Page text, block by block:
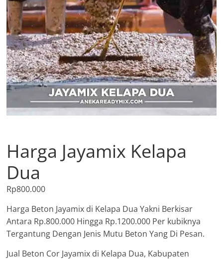
Harga Jayamix Kelapa
Dua
Rp800.000
Harga Beton Jayamix di Kelapa Dua Yakni Berkisar
Antara Rp.800.000 Hingga Rp.1200.000 Per kubiknya
Tergantung Dengan Jenis Mutu Beton Yang Di Pesan.
Jual Beton Cor Jayamix di Kelapa Dua, Kabupaten